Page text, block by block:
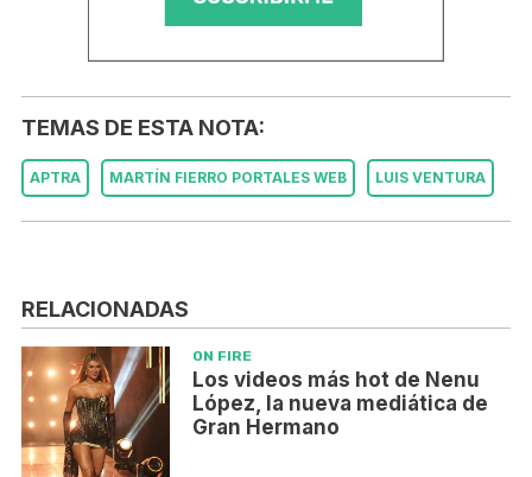
TEMAS DE ESTA NOTA:
APTRA MARTÍN FIERRO PORTALES WEB LUIS VENTURA
RELACIONADAS
ON FIRE
Los videos más hot de Nenu
López, la nueva mediática de
Gran Hermano